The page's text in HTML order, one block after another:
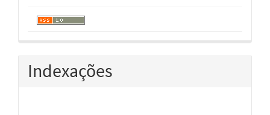
Indexações